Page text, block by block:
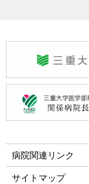
病院関連リンク
サイトマップ